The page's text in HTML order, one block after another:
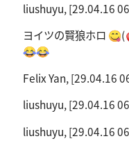
liushuyu, [29.04.16
ヨイツの賢狼ホロ
😂😂
Felix Yan, [29.04.16
liushuyu, [29.04.16
liushuyu, [29.04.16